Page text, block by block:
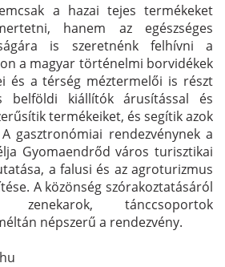
a hazai tejes termékeket
hanem az egészséges
is szeretnénk felhívni a
a magyar történelmi borvidékek
és a térség méztermelői is részt
belföldi kiállítók árusítással és
termékeiket, és segítik azok
gasztronómiai rendezvénynek a
Gyomaendrőd város turisztikai
a falusi és az agroturizmus
A közönség szórakoztatásáról
tánccsoportok
népszerű a rendezvény.